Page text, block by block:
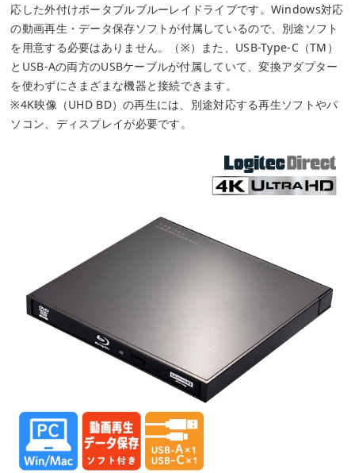
応した外付けポータブルブルーレイドライブです。Windows対応
の動画再生・データ保存ソフトが付属しているので、別途ソフト
を用意する必要はありません。（※）また、USB-Type-C（TM）
とUSB-Aの両方のUSBケーブルが付属していて、変換アダプター
を使わずにさまざまな機器と接続できます。
※4K映像（UHD BD）の再生には、別途対応する再生ソフトやパ
ソコン、ディスプレイが必要です。